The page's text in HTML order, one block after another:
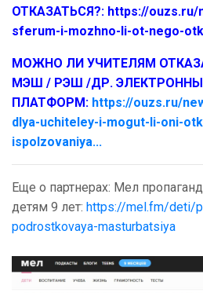
ОТКАЗАТЬСЯ?: https://
sferum-i-mozhno-li-ot-nego-
МОЖНО ЛИ УЧИТЕЛЯМ
МЭШ / РЭШ /ДР.
ПЛАТФОРМ: https://ouzs.ru/
dlya-uchiteley-i-mogut-li-oni-
ispolzovaniya...
Еще о партнерах: Мел
детям 9 лет: https://mel.fm/deti/
podrostkovaya-masturbatsiya